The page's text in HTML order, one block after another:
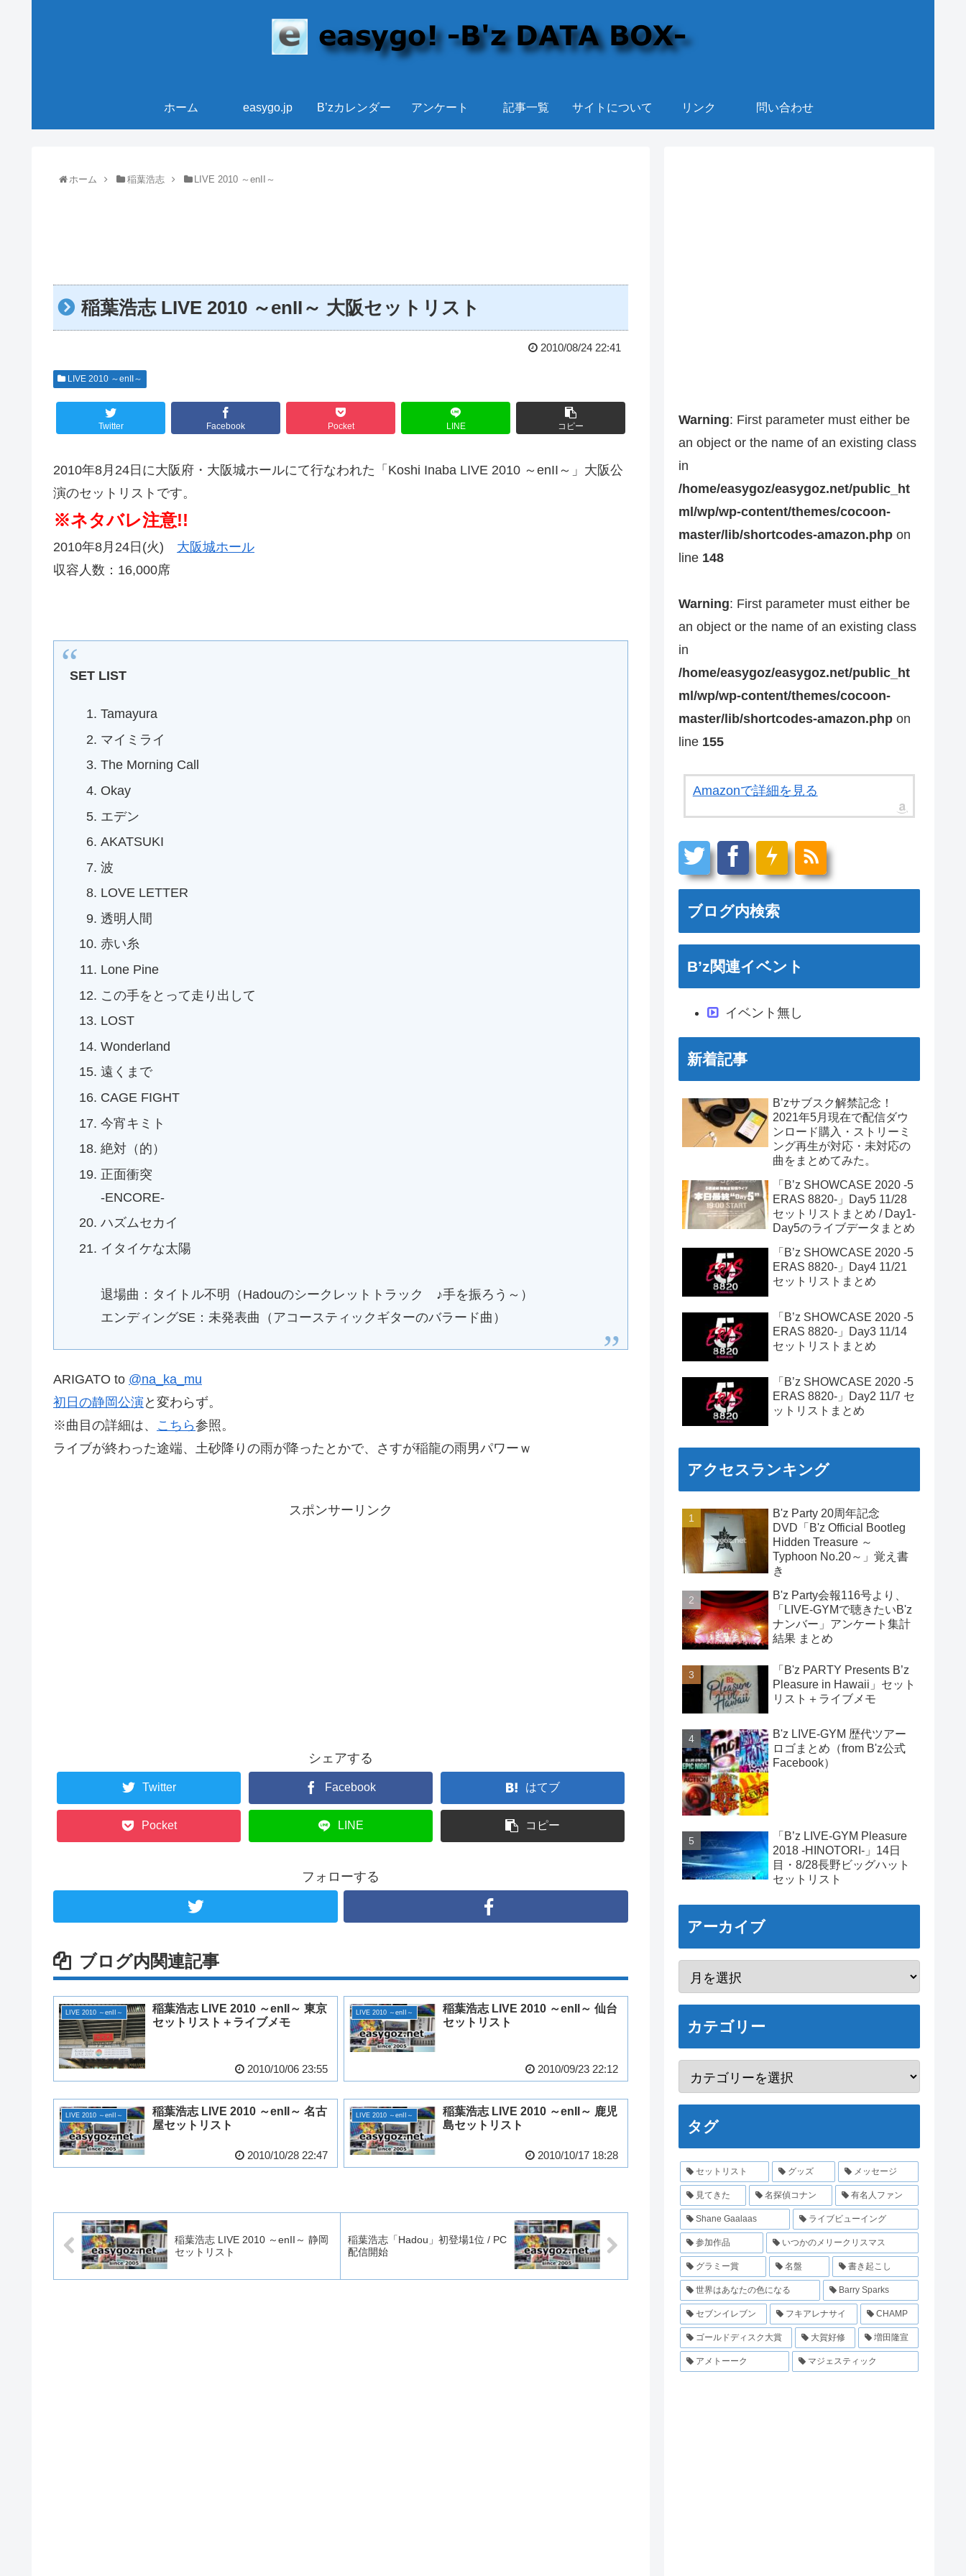
ホーム easygo.jp B’zカレンダー アンケート 記事一覧 サイトについて リンク 問い合わせ
ホーム 稲葉浩志 LIVE 2010 ～enII～
稲葉浩志 LIVE 2010 ～enII～ 大阪セットリスト
2010/08/24 22:41
LIVE 2010 ～enII～
Twitter Facebook Pocket LINE コピー
2010年8月24日に大阪府・大阪城ホールにて行なわれた「Koshi Inaba LIVE 2010 ～enII～」大阪公
演のセットリストです。
※ネタバレ注意!!
2010年8月24日(火) 大阪城ホール
収容人数：16,000席
SET LIST
Tamayura
マイミライ
The Morning Call
Okay
エデン
AKATSUKI
波
LOVE LETTER
透明人間
赤い糸
Lone Pine
この手をとって走り出して
LOST
Wonderland
遠くまで
CAGE FIGHT
今宵キミト
絶対（的）
正面衝突
-ENCORE-
ハズムセカイ
イタイケな太陽
退場曲：タイトル不明（Hadouのシークレットトラック ♪手を振ろう～）
エンディングSE：未発表曲（アコースティックギターのバラード曲）
ARIGATO to @na_ka_mu
初日の静岡公演 と変わらず。
※曲目の詳細は、 こちら参照。
ライブが終わった途端、土砂降りの雨が降ったとかで、さすが稲龍の雨男パワーｗ
スポンサーリンク
シェアする
Twitter Facebook はてブ
Pocket LINE コピー
フォローする
ブログ内関連記事
LIVE 2010 ～enII～
稲葉浩志 LIVE 2010 ～enII～ 東京
セットリスト＋ライブメモ
2010/10/06 23:55
LIVE 2010 ～enII～
稲葉浩志 LIVE 2010 ～enII～ 仙台
セットリスト
2010/09/23 22:12
LIVE 2010 ～enII～
稲葉浩志 LIVE 2010 ～enII～ 名古
屋セットリスト
2010/10/28 22:47
LIVE 2010 ～enII～
稲葉浩志 LIVE 2010 ～enII～ 鹿児
島セットリスト
2010/10/17 18:28
稲葉浩志 LIVE 2010 ～enII～ 静岡
セットリスト
稲葉浩志「Hadou」初登場1位 / PC
配信開始
Warning: First parameter must either be
an object or the name of an existing class
in
/home/easygoz/easygoz.net/public_ht
ml/wp/wp-content/themes/cocoon-
master/lib/shortcodes-amazon.php on
line 148
Warning: First parameter must either be
an object or the name of an existing class
in
/home/easygoz/easygoz.net/public_ht
ml/wp/wp-content/themes/cocoon-
master/lib/shortcodes-amazon.php on
line 155
Amazonで詳細を見る
ブログ内検索
B’z関連イベント
イベント無し
新着記事
B’zサブスク解禁記念！
2021年5月現在で配信ダウ
ンロード購入・ストリーミ
ング再生が対応・未対応の
曲をまとめてみた。
「B’z SHOWCASE 2020 -5
ERAS 8820-」Day5 11/28
セットリストまとめ / Day1-
Day5のライブデータまとめ
「B’z SHOWCASE 2020 -5
ERAS 8820-」Day4 11/21
セットリストまとめ
「B’z SHOWCASE 2020 -5
ERAS 8820-」Day3 11/14
セットリストまとめ
「B’z SHOWCASE 2020 -5
ERAS 8820-」Day2 11/7 セ
ットリストまとめ
アクセスランキング
B'z Party 20周年記念
DVD「B'z Official Bootleg
Hidden Treasure ～
Typhoon No.20～」覚え書
き
B'z Party会報116号より、
「LIVE-GYMで聴きたいB'z
ナンバー」アンケート集計
結果 まとめ
「B'z PARTY Presents B’z
Pleasure in Hawaii」セット
リスト＋ライブメモ
B'z LIVE-GYM 歴代ツアー
ロゴまとめ（from B'z公式
Facebook）
「B’z LIVE-GYM Pleasure
2018 -HINOTORI-」14日
目・8/28長野ビッグハット
セットリスト
アーカイブ
カテゴリー
タグ
セットリスト グッズ メッセージ
見てきた 名探偵コナン 有名人ファン
Shane Gaalaas ライブビューイング
参加作品 いつかのメリークリスマス
グラミー賞 名盤 書き起こし
世界はあなたの色になる Barry Sparks
セブンイレブン フキアレナサイ CHAMP
ゴールドディスク大賞 大賀好修 増田隆宣
アメトーーク マジェスティック